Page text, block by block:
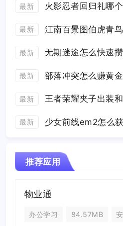
最新 火影忍者回归礼哪
最新 江南百景图伯虎青
最新 无期迷途怎么快速
最新 部落冲突怎么赚黄金
最新 王者荣耀夹子出装
最新 少女前线em2怎么
推荐应用
物业通
办公学习 84.57MB